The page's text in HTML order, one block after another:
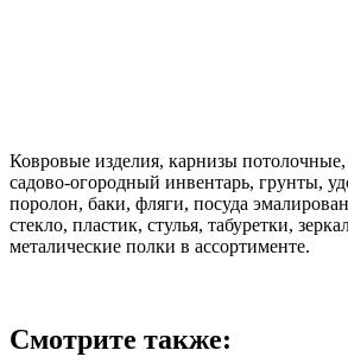
Ковровые изделия, карнизы
садово-огородный инвентарь, грунты,
поролон, баки, фляги, посуда
стекло, пластик, стулья, табуретки,
металические полки в ассортименте.
Смотрите также: